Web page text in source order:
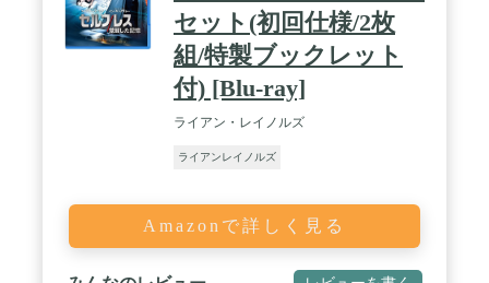
セット(初回仕様/2枚
組/特製ブックレット
付) [Blu-ray]
ライアン・レイノルズ
ライアンレイノルズ
Amazonで詳しく見る